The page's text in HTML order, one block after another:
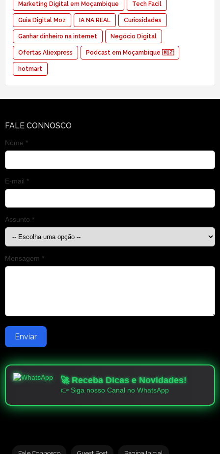
Marketing Digital em Moçambique Tech Facil
Guia Digital Moz IA NA REAL Curiosidades
Ganhar dinheiro na internet Negócio Digital
Ofertas Aliexpress Podcast em Moçambique 🇲🇿
hotmart
FALE CONNOSCO
Nome *
E-mail *
Assunto *
Mensagem *
Enviar
🚀 Receba Dicas e Novidades!
👉 Siga nosso Canal no WhatsApp